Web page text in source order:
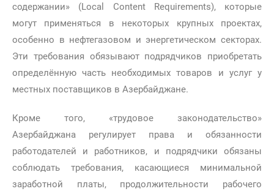
содержании» (Local Content Requirements), которые
могут применяться в некоторых крупных проектах,
особенно в нефтегазовом и энергетическом секторах.
Эти требования обязывают подрядчиков приобретать
определённую часть необходимых товаров и услуг у
местных поставщиков в Азербайджане.
Кроме того, «трудовое законодательство»
Азербайджана регулирует права и обязанности
работодателей и работников, и подрядчики обязаны
соблюдать требования, касающиеся минимальной
заработной платы, продолжительности рабочего